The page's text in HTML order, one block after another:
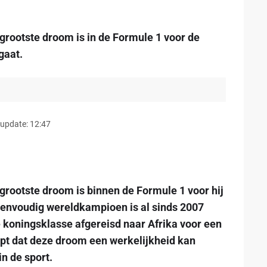
droom is in de Formule 1 voor de
12:47
droom is binnen de Formule 1 voor hij
wereldkampioen is al sinds 2007
afgereisd naar Afrika voor een
dat deze droom een werkelijkheid kan
de sport.